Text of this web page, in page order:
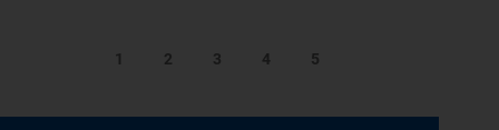
1 2 3 4 5